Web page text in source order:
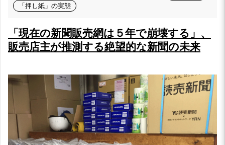
「押し紙」の実態
「現在の新聞販売網は５年で崩壊する」、
販売店主が推測する絶望的な新聞の未来